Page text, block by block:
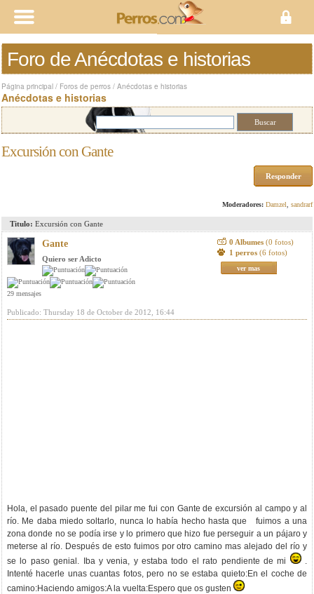
Foro de Anécdotas e historias
Página principal / Foros de perros / Anécdotas e historias
Anécdotas e historias
Excursión con Gante
Responder
Moderadores: Damzel sandrarf
Titulo: Excursión con Gante
Gante
Quiero ser Adicto
29 mensajes
0 Albumes (0 fotos)
1 perros (6 fotos)
ver mas
Publicado: Thursday 18 de October de 2012, 16:44
Hola, el pasado puente del pilar me fui con Gante de excursión al campo y al
río. Me daba miedo soltarlo, nunca lo había hecho hasta que fuimos a una
zona donde no se podía irse y lo primero que hizo fue perseguir a un pájaro y
meterse al río. Después de esto fuimos por otro camino mas alejado del río y
se lo paso genial. Iba y venia, y estaba todo el rato pendiente de mi
.
Intenté hacerle unas cuantas fotos, pero no se estaba quieto:En el coche de
camino:Haciendo amigos:A la vuelta:Espero que os gusten